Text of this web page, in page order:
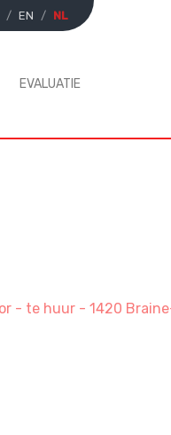
EN NL
EVALUATIE